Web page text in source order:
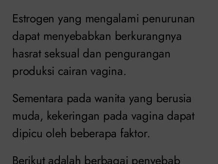
Estrogen yang mengalami penurunan
dapat menyebabkan berkurangnya
hasrat seksual dan pengurangan
produksi cairan vagina.
Sementara pada wanita yang berusia
muda, kekeringan pada vagina dapat
dipicu oleh beberapa faktor.
Berikut adalah berbagai penyebab